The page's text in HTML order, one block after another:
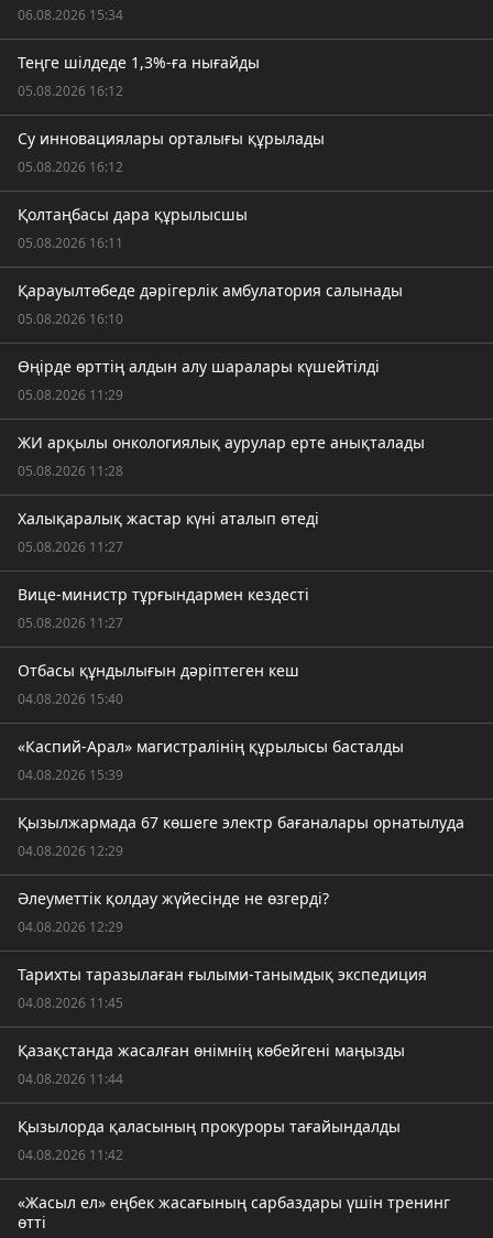
06.08.2026 15:34
Теңге шілдеде 1,3%-ға нығайды
05.08.2026 16:12
Су инновациялары орталығы құрылады
05.08.2026 16:12
Қолтаңбасы дара құрылысшы
05.08.2026 16:11
Қарауылтөбеде дәрігерлік амбулатория салынады
05.08.2026 16:10
Өңірде өрттің алдын алу шаралары күшейтілді
05.08.2026 11:29
ЖИ арқылы онкологиялық аурулар ерте анықталады
05.08.2026 11:28
Халықаралық жастар күні аталып өтеді
05.08.2026 11:27
Вице-министр тұрғындармен кездесті
05.08.2026 11:27
Отбасы құндылығын дәріптеген кеш
04.08.2026 15:40
«Каспий-Арал» магистралінің құрылысы басталды
04.08.2026 15:39
Қызылжармада 67 көшеге электр бағаналары орнатылуда
04.08.2026 12:29
Әлеуметтік қолдау жүйесінде не өзгерді?
04.08.2026 12:29
Тарихты таразылаған ғылыми-танымдық экспедиция
04.08.2026 11:45
Қазақстанда жасалған өнімнің көбейгені маңызды
04.08.2026 11:44
Қызылорда қаласының прокуроры тағайындалды
04.08.2026 11:42
«Жасыл ел» еңбек жасағының сарбаздары үшін тренинг
өтті